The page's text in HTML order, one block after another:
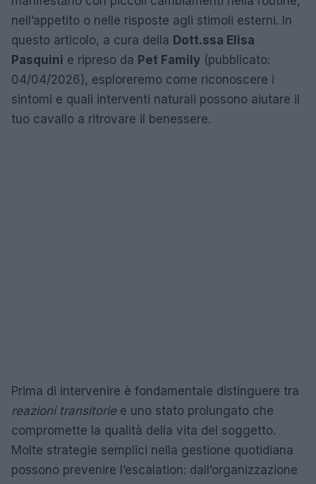
nell’appetito o nelle risposte agli stimoli esterni. In
questo articolo, a cura della Dott.ssa Elisa
Pasquini e ripreso da Pet Family (pubblicato:
04/04/2026), esploreremo come riconoscere i
sintomi e quali interventi naturali possono aiutare il
tuo cavallo a ritrovare il benessere.
Prima di intervenire è fondamentale distinguere tra
reazioni transitoriee uno stato prolungato che
compromette la qualità della vita del soggetto.
Molte strategie semplici nella gestione quotidiana
possono prevenire l’escalation: dall’organizzazione